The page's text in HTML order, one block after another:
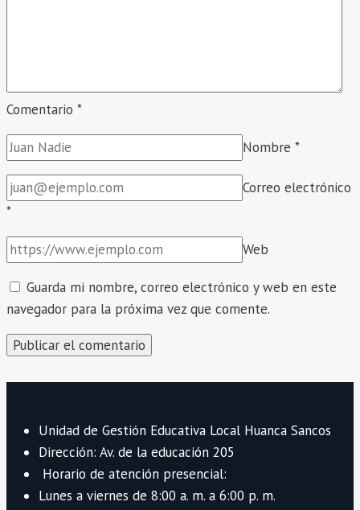
Comentario *
Nombre *
Correo electrónico
*
Web
Guarda mi nombre, correo electrónico y web en este
navegador para la próxima vez que comente.
Unidad de Gestión Educativa Local Huanca Sancos
Dirección: Av. de la educación 205
Horario de atención presencial:
Lunes a viernes de 8:00 a. m. a 6:00 p. m.